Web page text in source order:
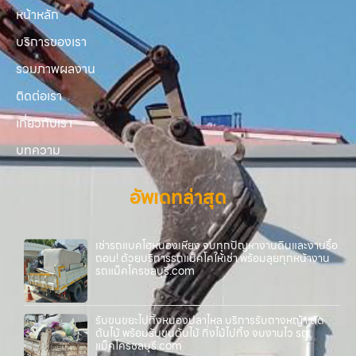
หน้าหลัก
บริการของเรา
รวมภาพผลงาน
ติดต่อเรา
เกี่ยวกับเรา
บทความ
อัพเดทล่าสุด
เช่ารถแบคโฮหนองเหียง จบทุกปัญหางานดินและงานรื้อ
ถอน! ด้วยบริการรถแม็คโคให้เช่า พร้อมลุยทุกหน้างาน
รถแม็คโครชลบุรี.com
รับขนขยะไปทิ้งหนองปลาไหล บริการรับถางหญ้า ตัด
ต้นไม้ พร้อมรับขนต้นไม้ กิ่งไม้ไปทิ้ง จบงานไว รถ
แม็คโครชลบุรี.com